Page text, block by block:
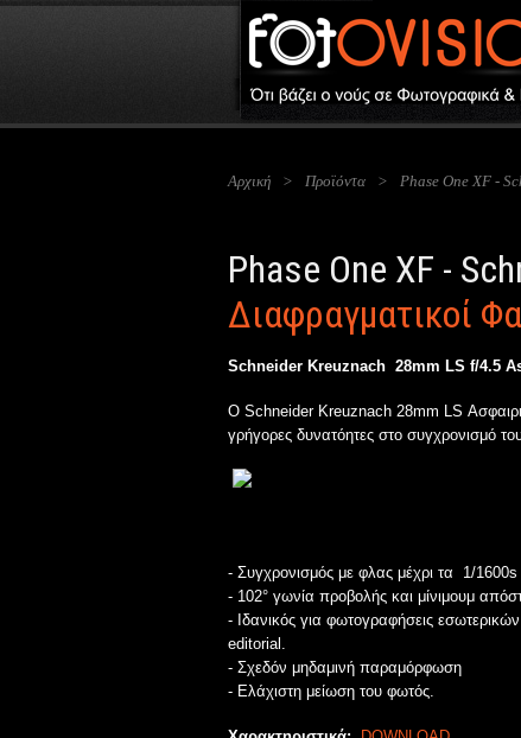
Αρχική > Προϊόντα > Phase One XF -
Phase One XF -
Διαφραγματικοί
Schneider Kreuznach 28mm LS f/4.5
O Schneider Kreuznach 28mm LS
γρήγορες δυνατόητες στο συγχρονισμό
- Συγχρονισμός με φλας μέχρι τα 1/1600s
- 102° γωνία προβολής και μίνιμουμ
- Ιδανικός για φωτογραφήσεις
editorial.
- Σχεδόν μηδαμινή παραμόρφωση
- Ελάχιστη μείωση του φωτός.